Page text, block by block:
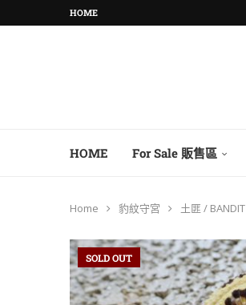
HOME
HOME For Sale 販售區
Home 豹紋守宮 土匪 / BANDIT
SOLD OUT